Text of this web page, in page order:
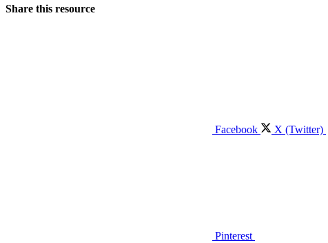
Share this resource
Facebook X (Twitter)
Pinterest